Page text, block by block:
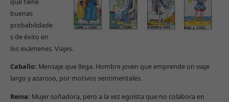
buenas
probabilidade
s de éxito en
los exámenes. Viajes.
Caballo: Mensaje que llega. Hombre joven que emprende un viaje
largo y azaroso, por motivos sentimentales.
Reina: Mujer soñadora, pero a la vez egoísta que no colabora en